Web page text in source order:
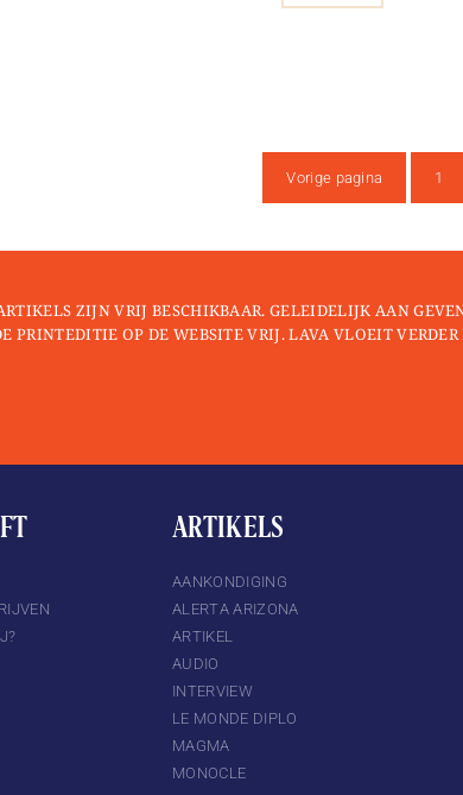
Vorige pagina 1
ZIJN VRIJ BESCHIKBAAR. GELEIDELIJK AAN
PRINTEDITIE OP DE WEBSITE VRIJ. LAVA VLOEIT
ARTIKELS
AANKONDIGING
ALERTA ARIZONA
ARTIKEL
AUDIO
INTERVIEW
LE MONDE DIPLO
MAGMA
MONOCLE